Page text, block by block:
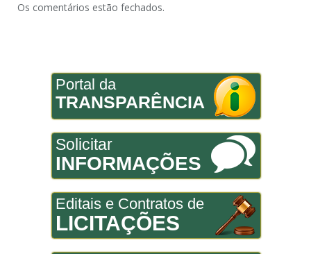
Os comentários estão fechados.
Portal da
TRANSPARÊNCIA
Solicitar
INFORMAÇÕES
Editais e Contratos de
LICITAÇÕES